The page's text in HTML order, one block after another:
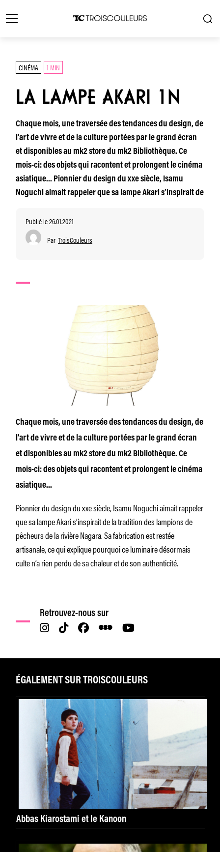
CINÉMA 1 MIN
LA LAMPE AKARI 1N
Chaque mois, une traversée des tendances du design, de
l’art de vivre et de la culture portées par le grand écran
et disponibles au mk2 store du mk2 Bibliothèque. Ce
mois-ci: des objets qui racontent et prolongent le cinéma
asiatique… Pionnier du design du xxe siècle, Isamu
Noguchi aimait rappeler que sa lampe Akari s’inspirait de
Publié le 26.01.2021
Par TroisCouleurs
Chaque mois, une traversée des tendances du design, de
l’art de vivre et de la culture portées par le grand écran
et disponibles au mk2 store du mk2 Bibliothèque. Ce
mois-ci: des objets qui racontent et prolongent le cinéma
asiatique…
Pionnier du design du xxe siècle, Isamu Noguchi aimait rappeler
que sa lampe Akari s’inspirait de la tradition des lampions de
pêcheurs de la rivière Nagara. Sa fabrication est restée
artisanale, ce qui explique pourquoi ce luminaire désormais
culte n’a rien perdu de sa chaleur et de son authenticité.
Retrouvez-nous sur
ÉGALEMENT SUR TROISCOULEURS
Abbas Kiarostami et le Kanoon